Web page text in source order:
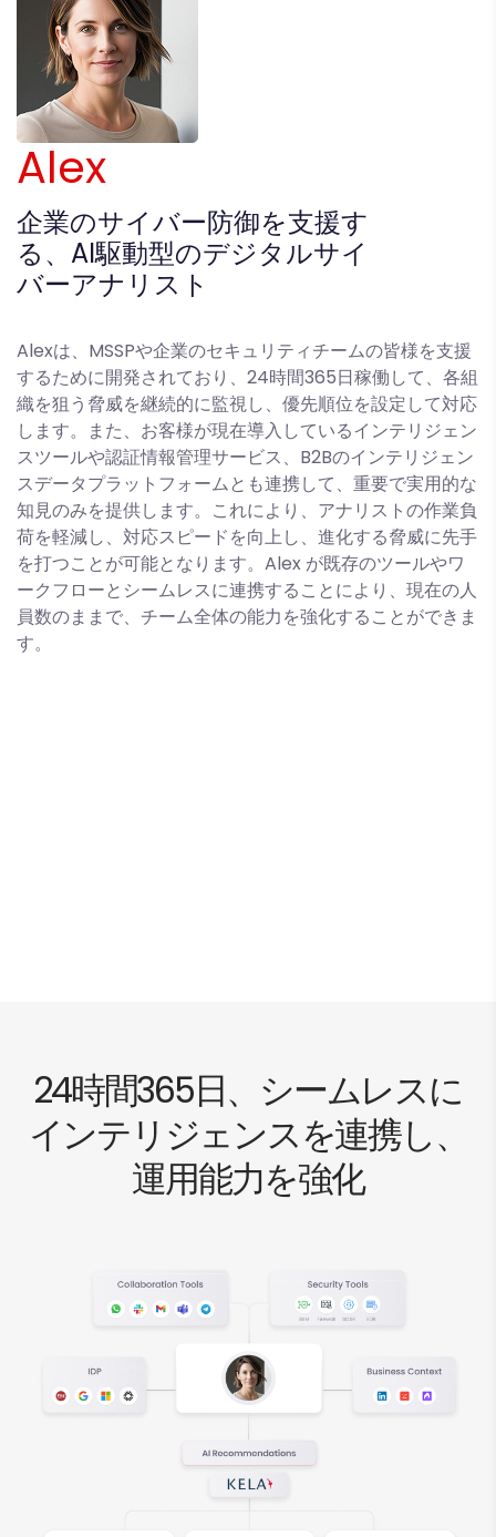
Alex
企業のサイバー防御を支援す
る、AI駆動型のデジタルサイ
バーアナリスト
Alexは、MSSPや企業のセキュリティチームの皆様を支援
するために開発されており、24時間365日稼働して、各組
織を狙う脅威を継続的に監視し、優先順位を設定して対応
します。また、お客様が現在導入しているインテリジェン
スツールや認証情報管理サービス、B2Bのインテリジェン
スデータプラットフォームとも連携して、重要で実用的な
知見のみを提供します。これにより、アナリストの作業負
荷を軽減し、対応スピードを向上し、進化する脅威に先手
を打つことが可能となります。Alex が既存のツールやワ
ークフローとシームレスに連携することにより、現在の人
員数のままで、チーム全体の能力を強化することができま
す。
24時間365日、シームレスに
インテリジェンスを連携し、
運用能力を強化